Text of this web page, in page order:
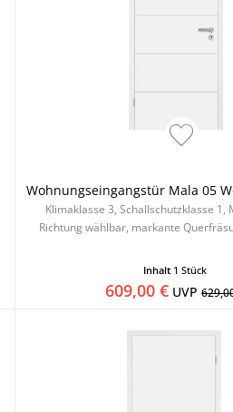
Wohnungseingangstür Mala 05
Klimaklasse 3, Schallschutzklasse 1,
Richtung wählbar, markante
Inhalt 1 Stück
609,00 € UVP